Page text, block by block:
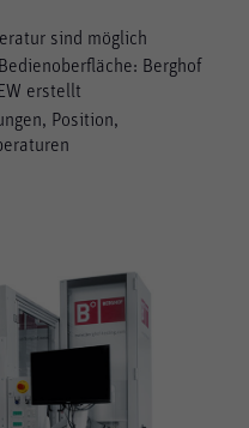
sind möglich
Berghof
erstellt
Position,